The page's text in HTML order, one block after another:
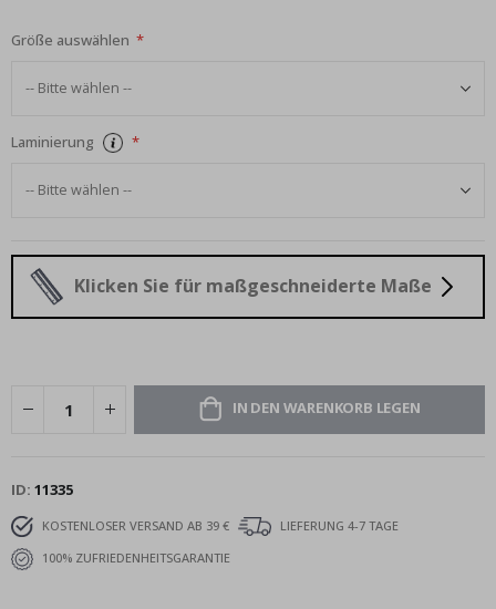
Größe auswählen
Laminierung
Klicken Sie für maßgeschneiderte Maße
IN DEN WARENKORB LEGEN
ID 11335
KOSTENLOSER VERSAND AB 39 €
LIEFERUNG 4-7 TAGE
100% ZUFRIEDENHEITSGARANTIE